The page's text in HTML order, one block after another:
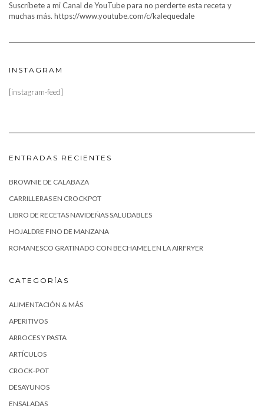
Suscríbete a mi Canal de YouTube para no perderte esta receta y
muchas más. https://www.youtube.com/c/kalequedale
INSTAGRAM
[instagram-feed]
ENTRADAS RECIENTES
BROWNIE DE CALABAZA
CARRILLERAS EN CROCKPOT
LIBRO DE RECETAS NAVIDEÑAS SALUDABLES
HOJALDRE FINO DE MANZANA
ROMANESCO GRATINADO CON BECHAMEL EN LA AIRFRYER
CATEGORÍAS
ALIMENTACIÓN & MÁS
APERITIVOS
ARROCES Y PASTA
ARTÍCULOS
CROCK-POT
DESAYUNOS
ENSALADAS